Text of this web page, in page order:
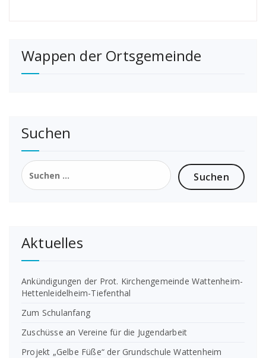
Wappen der Ortsgemeinde
Suchen
Suchen
nach:
Aktuelles
Ankündigungen der Prot. Kirchengemeinde Wattenheim-
Hettenleidelheim-Tiefenthal
Zum Schulanfang
Zuschüsse an Vereine für die Jugendarbeit
Projekt „Gelbe Füße“ der Grundschule Wattenheim